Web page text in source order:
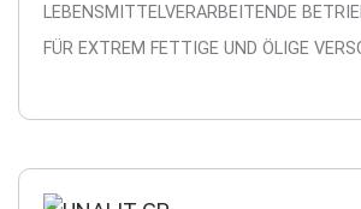
LEBENSMITTELVERARBEITENDE
FÜR EXTREM FETTIGE UND ÖLIGE